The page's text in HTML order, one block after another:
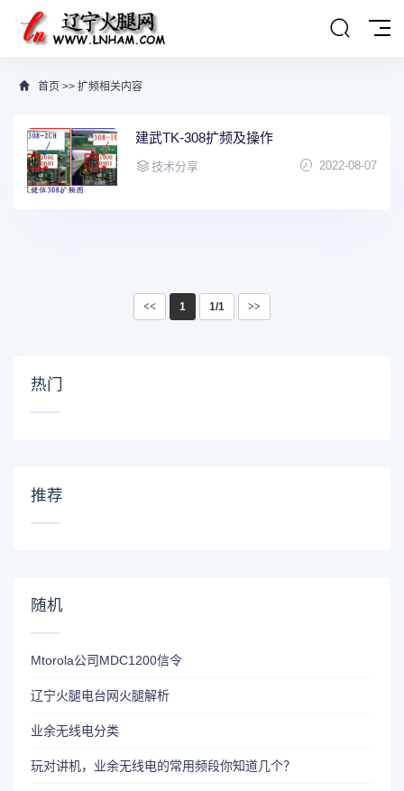
首页 >> 扩频相关内容
建武TK-308扩频及操作
技术分享 2022-08-07
<< 1 1/1 >>
热门
推荐
随机
Mtorola公司MDC1200信令
辽宁火腿电台网火腿解析
业余无线电分类
玩对讲机，业余无线电的常用频段你知道几个？